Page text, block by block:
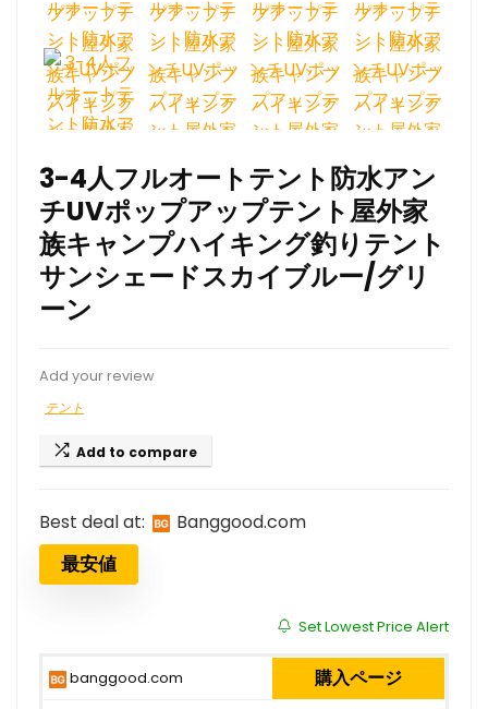
3-4人フルオートテント防水アン
チUVポップアップテント屋外家
族キャンプハイキング釣りテント
サンシェードスカイブルー/グリ
ーン
Add your review
テント
Add to compare
Best deal at: banggood.com
最安値
Set Lowest Price Alert
banggood.com 購入ページ